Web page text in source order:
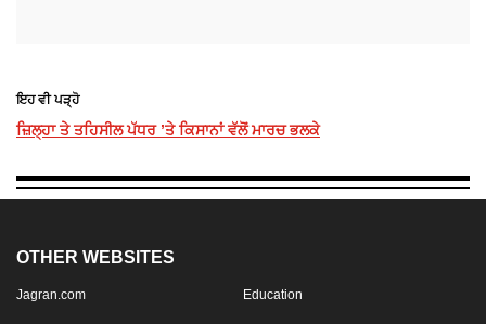
ਇਹ ਵੀ ਪੜ੍ਹੋ
ਜ਼ਿਲ੍ਹਾ ਤੇ ਤਹਿਸੀਲ ਪੱਧਰ ’ਤੇ ਕਿਸਾਨਾਂ ਵੱਲੋਂ ਮਾਰਚ ਭਲਕੇ
OTHER WEBSITES
Jagran.com Education